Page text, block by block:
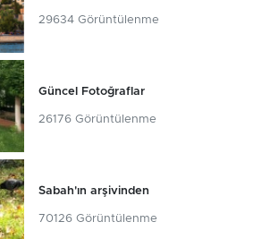
29634 Görüntülenme
Güncel Fotoğraflar
26176 Görüntülenme
Sabah'ın arşivinden
70126 Görüntülenme